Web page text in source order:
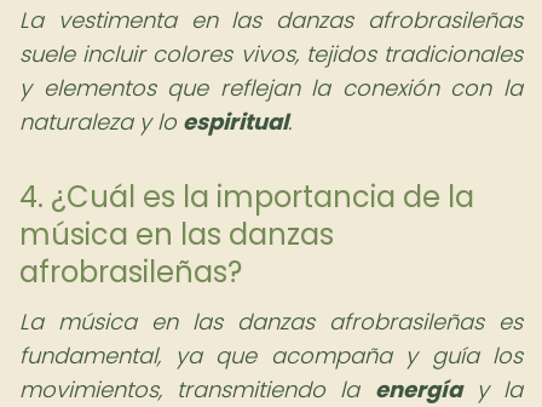
La vestimenta en las danzas afrobrasileñas
suele incluir colores vivos, tejidos tradicionales
y elementos que reflejan la conexión con la
naturaleza y lo espiritual.
4. ¿Cuál es la importancia de la
música en las danzas
afrobrasileñas?
La música en las danzas afrobrasileñas es
fundamental, ya que acompaña y guía los
movimientos, transmitiendo la energíay la